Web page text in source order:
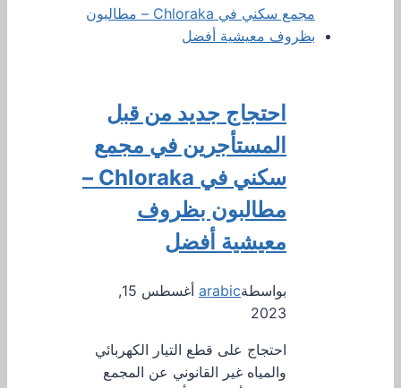
احتجاج جديد من قبل
المستأجرين في مجمع
سكني في Chloraka –
مطالبون بظروف
معيشية أفضل
بواسطةarabic
أغسطس 15,
2023
احتجاج على قطع التيار الكهربائي
والمياه غير القانوني عن المجمع